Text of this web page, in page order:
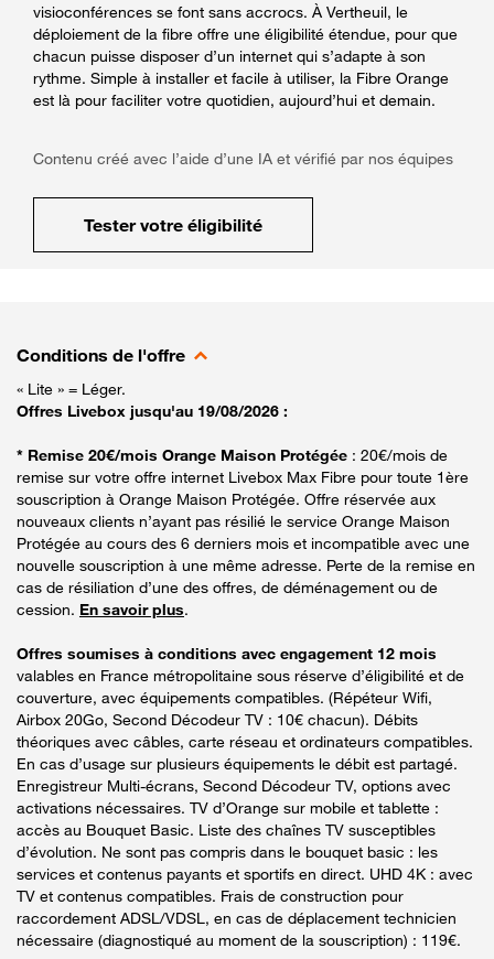
visioconférences se font sans accrocs. À Vertheuil, le
déploiement de la fibre offre une éligibilité étendue, pour que
chacun puisse disposer d’un internet qui s’adapte à son
rythme. Simple à installer et facile à utiliser, la Fibre Orange
est là pour faciliter votre quotidien, aujourd’hui et demain.
Contenu créé avec l’aide d’une IA et vérifié par nos équipes
Tester votre éligibilité
Conditions de l'offre
« Lite » = Léger.
Offres Livebox jusqu'au 19/08/2026 :
* Remise 20€/mois Orange Maison Protégée : 20€/mois de
remise sur votre offre internet Livebox Max Fibre pour toute 1ère
souscription à Orange Maison Protégée. Offre réservée aux
nouveaux clients n’ayant pas résilié le service Orange Maison
Protégée au cours des 6 derniers mois et incompatible avec une
nouvelle souscription à une même adresse. Perte de la remise en
cas de résiliation d’une des offres, de déménagement ou de
cession. En savoir plus.
Offres soumises à conditions avec engagement 12 mois
valables en France métropolitaine sous réserve d’éligibilité et de
couverture, avec équipements compatibles. (Répéteur Wifi,
Airbox 20Go, Second Décodeur TV : 10€ chacun). Débits
théoriques avec câbles, carte réseau et ordinateurs compatibles.
En cas d’usage sur plusieurs équipements le débit est partagé.
Enregistreur Multi-écrans, Second Décodeur TV, options avec
activations nécessaires. TV d’Orange sur mobile et tablette :
accès au Bouquet Basic. Liste des chaînes TV susceptibles
d’évolution. Ne sont pas compris dans le bouquet basic : les
services et contenus payants et sportifs en direct. UHD 4K : avec
TV et contenus compatibles. Frais de construction pour
raccordement ADSL/VDSL, en cas de déplacement technicien
nécessaire (diagnostiqué au moment de la souscription) : 119€.